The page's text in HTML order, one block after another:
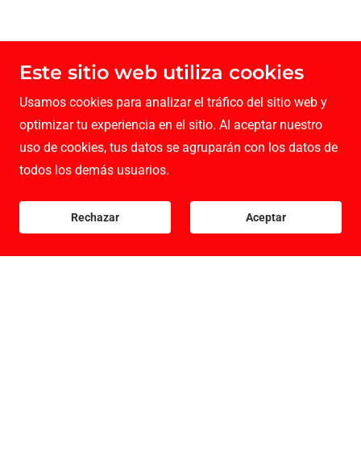
Este sitio web utiliza cookies
Usamos cookies para analizar el tráfico del sitio web y
optimizar tu experiencia en el sitio. Al aceptar nuestro
uso de cookies, tus datos se agruparán con los datos de
todos los demás usuarios.
Rechazar Aceptar